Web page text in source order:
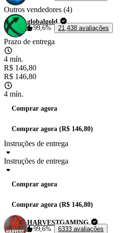
Outros vendedores (4)
globalgold
99,6%
21,438 avaliações
Prazo de entrega
4 mín.
R$ 146,80
R$ 146,80
4 mín.
Comprar agora
Comprar agora (R$ 146,80)
Instruções de entrega
Instruções de entrega
Comprar agora
Comprar agora (R$ 146,80)
HARVESTGAMING
99,6%
6333 avaliações